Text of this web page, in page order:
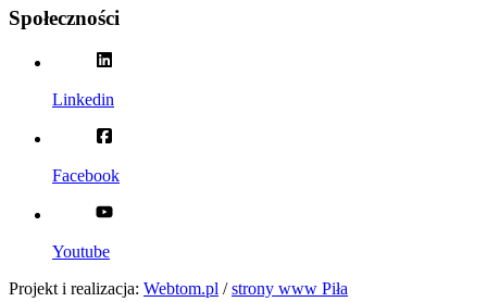
Społeczności
Linkedin
Facebook
Youtube
Projekt i realizacja: Webtom.pl / strony www Piła